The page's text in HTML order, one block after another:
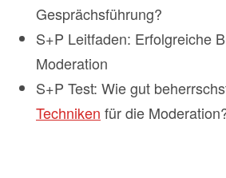
Gesprächsführung?
S+P Leitfaden: Erfolgreiche
Moderation
S+P Test: Wie gut
Techniken für die